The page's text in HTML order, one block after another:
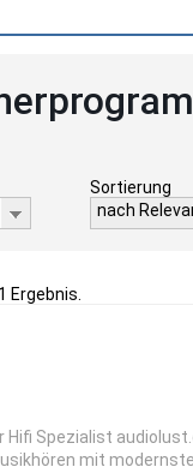
Sortierung
nach
Ergebnis.
Hifi Spezialist
mit